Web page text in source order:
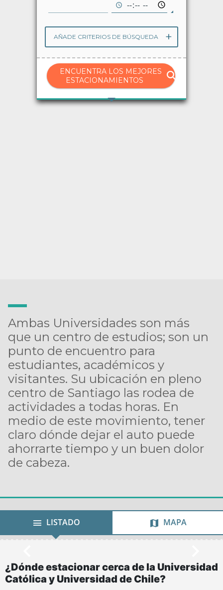
Avisos
Idioma
AÑADE CRITERIOS DE BÚSQUEDA
ENCUENTRA LOS MEJORES
ESTACIONAMIENTOS
Ambas Universidades son más
que un centro de estudios; son un
punto de encuentro para
estudiantes, académicos y
visitantes. Su ubicación en pleno
centro de Santiago las rodea de
actividades a todas horas. En
medio de este movimiento, tener
claro dónde dejar el auto puede
ahorrarte tiempo y un buen dolor
de cabeza.
LISTADO MAPA
¿Dónde estacionar cerca de la Universidad
Católica y Universidad de Chile?